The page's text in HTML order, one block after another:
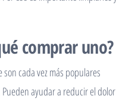
comprar uno?
cada vez más populares
ayudar a reducir el dolor